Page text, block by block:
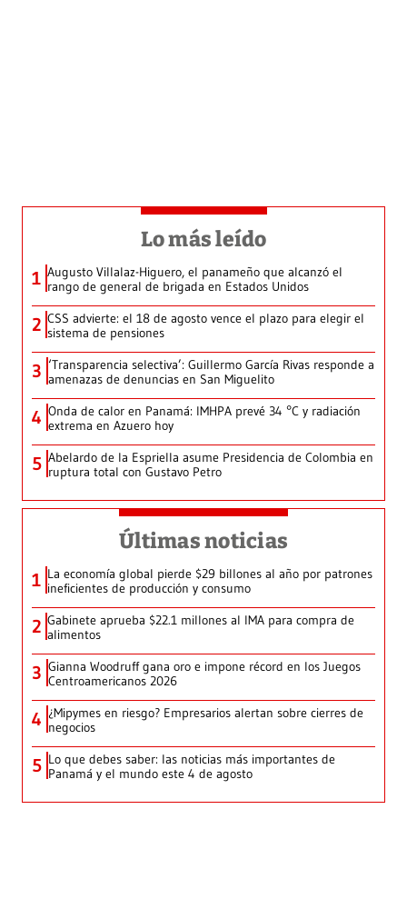
Lo más leído
1 Augusto Villalaz-Higuero, el panameño que alcanzó el
rango de general de brigada en Estados Unidos
2 CSS advierte: el 18 de agosto vence el plazo para elegir el
sistema de pensiones
3 ‘Transparencia selectiva’: Guillermo García Rivas responde a
amenazas de denuncias en San Miguelito
4 Onda de calor en Panamá: IMHPA prevé 34 °C y radiación
extrema en Azuero hoy
5 Abelardo de la Espriella asume Presidencia de Colombia en
ruptura total con Gustavo Petro
Últimas noticias
1 La economía global pierde $29 billones al año por patrones
ineficientes de producción y consumo
2 Gabinete aprueba $22.1 millones al IMA para compra de
alimentos
3 Gianna Woodruff gana oro e impone récord en los Juegos
Centroamericanos 2026
4 ¿Mipymes en riesgo? Empresarios alertan sobre cierres de
negocios
5 Lo que debes saber: las noticias más importantes de
Panamá y el mundo este 4 de agosto